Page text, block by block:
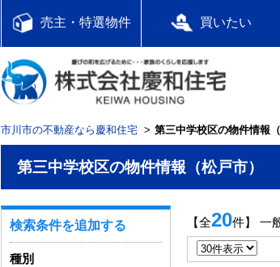
売主・特選物件 買いたい
市川市の不動産なら慶和住宅 第三中学校区の物件情報（
第三中学校区の物件情報（松戸市）
【全20件】 一
検索条件を追加する
種別